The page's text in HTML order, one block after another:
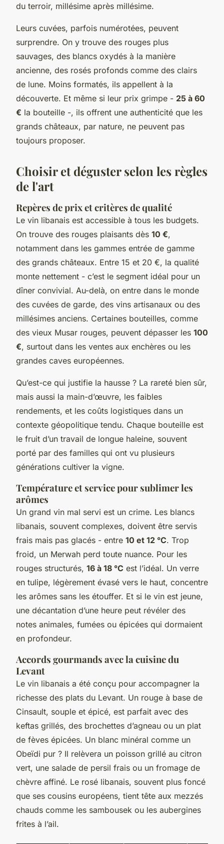
du terroir, millésime après millésime.
Leurs cuvées, parfois numérotées, peuvent
surprendre. On y trouve des rouges plus
sauvages, des blancs oxydés à la manière
ancienne, des rosés profonds comme des clairs
de lune. Moins formatés, ils appellent à la
découverte. Et même si leur prix grimpe - 25 à 60
€ la bouteille -, ils offrent une authenticité que les
grands châteaux, par nature, ne peuvent pas
toujours proposer.
Choisir et déguster selon les règles
de l'art
Repères de prix et critères de qualité
Le vin libanais est accessible à tous les budgets.
On trouve des rouges plaisants dès 10 €,
notamment dans les gammes entrée de gamme
des grands châteaux. Entre 15 et 20 €, la qualité
monte nettement - c’est le segment idéal pour un
dîner convivial. Au-delà, on entre dans le monde
des cuvées de garde, des vins artisanaux ou des
millésimes anciens. Certaines bouteilles, comme
des vieux Musar rouges, peuvent dépasser les 100
€, surtout dans les ventes aux enchères ou les
grandes caves européennes.
Qu’est-ce qui justifie la hausse ? La rareté bien sûr,
mais aussi la main-d’œuvre, les faibles
rendements, et les coûts logistiques dans un
contexte géopolitique tendu. Chaque bouteille est
le fruit d’un travail de longue haleine, souvent
porté par des familles qui ont vu plusieurs
générations cultiver la vigne.
Température et service pour sublimer les
arômes
Un grand vin mal servi est un crime. Les blancs
libanais, souvent complexes, doivent être servis
frais mais pas glacés - entre 10 et 12 °C. Trop
froid, un Merwah perd toute nuance. Pour les
rouges structurés, 16 à 18 °C est l’idéal. Un verre
en tulipe, légèrement évasé vers le haut, concentre
les arômes sans les étouffer. Et si le vin est jeune,
une décantation d’une heure peut révéler des
notes animales, fumées ou épicées qui dormaient
en profondeur.
Accords gourmands avec la cuisine du
Levant
Le vin libanais a été conçu pour accompagner la
richesse des plats du Levant. Un rouge à base de
Cinsault, souple et épicé, est parfait avec des
keftas grillés, des brochettes d’agneau ou un plat
de fèves épicées. Un blanc minéral comme un
Obeïdi pur ? Il relèvera un poisson grillé au citron
vert, une salade de persil frais ou un fromage de
chèvre affiné. Le rosé libanais, souvent plus foncé
que ses cousins européens, tient tête aux mezzés
chauds comme les sambousek ou les aubergines
frites à l’ail.